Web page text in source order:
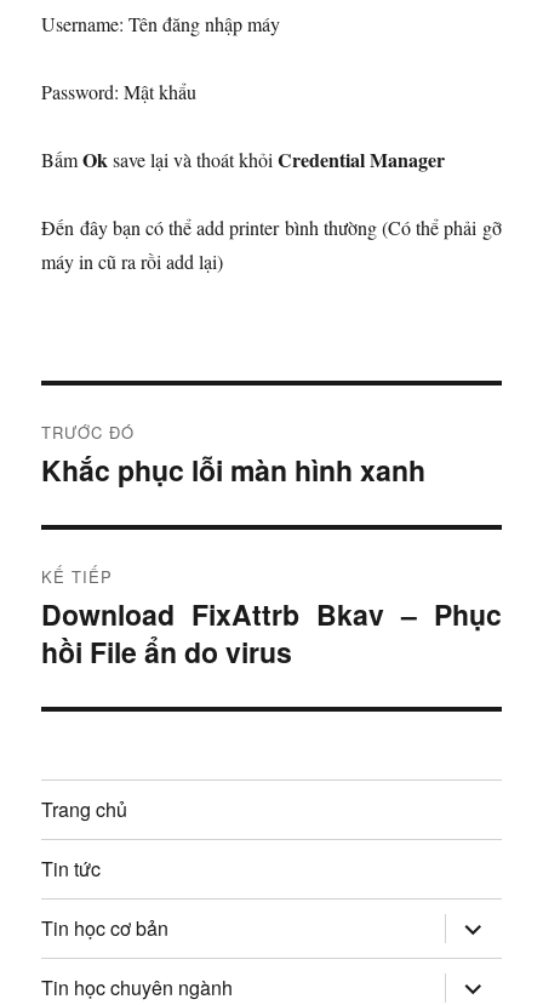
Username: Tên đăng nhập máy
Password: Mật khẩu
BấmOksave lại và thoát khỏiCredential Manager
Đến đây bạn có thể add printer bình thường (Có thể phải gỡ
máy in cũ ra rồi add lại)
i
u
h
ư
ớ
g
b
à
i
TRƯỚC ĐÓ
B
i
t
r
ư
ớ
c
Khắc phục lỗi màn hình xanh
KẾ TIẾP
B
à
t
ế
p
Download FixAttrb Bkav – Phục
hồi File ẩn do virus
Trang chủ
Tin tức
Tin học cơ bản mở
rộng
trình
đơn
con
Tin học chuyên ngành mở